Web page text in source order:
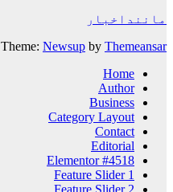
ماننداخبار
Theme: Newsup by Themeansar
Home
Author
Business
Category Layout
Contact
Editorial
Elementor #4518
Feature Slider 1